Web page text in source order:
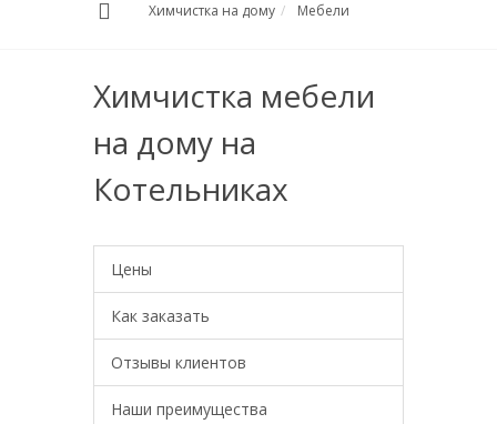
Химчистка на дому Мебели
Химчистка мебели
на дому на
Котельниках
Цены
Как заказать
Отзывы клиентов
Наши преимущества